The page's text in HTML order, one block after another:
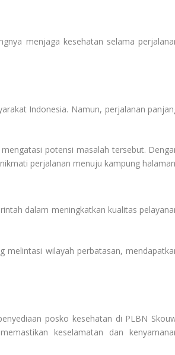
menjaga kesehatan selama
Indonesia. Namun, perjalanan
potensi masalah tersebut.
perjalanan menuju kampung
dalam meningkatkan kualitas
melintasi wilayah perbatasan,
posko kesehatan di PLBN
keselamatan dan